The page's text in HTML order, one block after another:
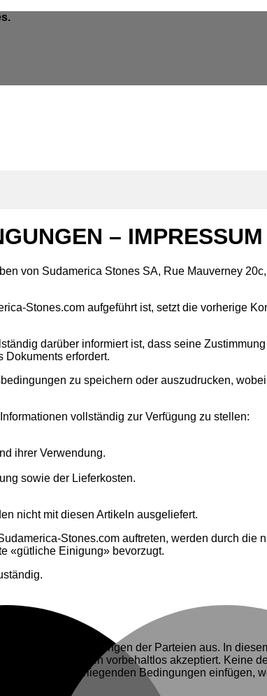
– IMPRESSUM
von Sudamerica Stones SA, Rue Mauverney
Stones.com aufgeführt ist, setzt die vorherige
darüber informiert ist, dass seine
Dokuments erfordert.
zu speichern oder auszudrucken,
vollständig zur Verfügung zu stellen:
ihrer Verwendung.
sowie der Lieferkosten.
nicht mit diesen Artikeln ausgeliefert.
Stones.com auftreten, werden durch
«gütliche Einigung» bevorzugt.
der Verpflichtungen der Parteien aus. In
Bestimmungen vorbehaltlos akzeptiert. Keine
sich in die vorliegenden Bedingungen einfügen,